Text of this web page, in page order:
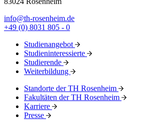
info@th-rosenheim.de
+49 (0) 8031 805 - 0
Studienangebot
Studieninteressierte
Studierende
Weiterbildung
Standorte der TH Rosenheim
Fakultäten der TH Rosenheim
Karriere
Presse